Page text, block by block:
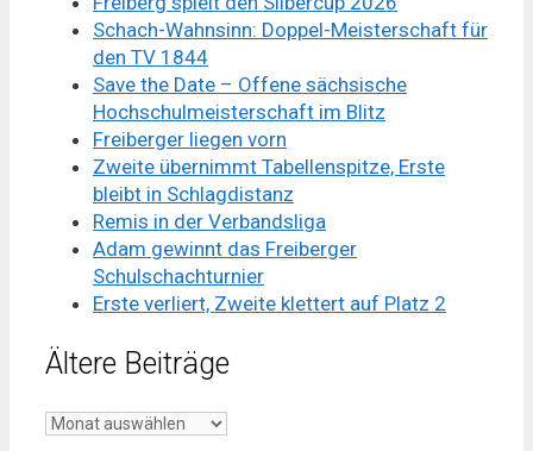
Schach-Wahnsinn: Doppel-Meisterschaft für
den TV 1844
Save the Date – Offene sächsische
Hochschulmeisterschaft im Blitz
Freiberger liegen vorn
Zweite übernimmt Tabellenspitze, Erste
bleibt in Schlagdistanz
Remis in der Verbandsliga
Adam gewinnt das Freiberger
Schulschachturnier
Erste verliert, Zweite klettert auf Platz 2
Ältere Beiträge
Ältere